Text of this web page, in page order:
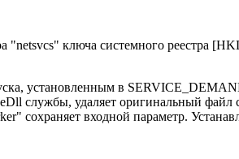
"netsvcs" ключа системного реестра
установленным в
службы, удаляет оригинальный
сохраняет входной параметр.